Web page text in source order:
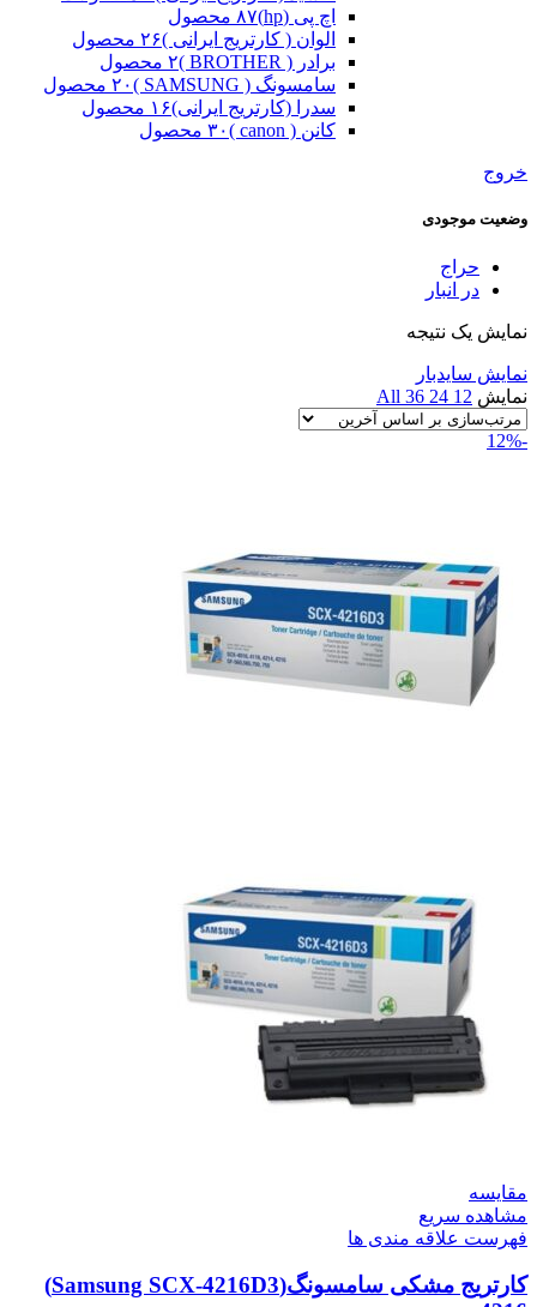
اچ پی (hp)
۸۷ محصول
الوان ( کارتریج ایرانی )۲۶ محصول
برادر ( BROTHER )
۲ محصول
سامسونگ ( SAMSUNG )
۲۰ محصول
سدرا (کارتریج ایرانی)۱۶ محصول
کانن ( canon )
۳۰ محصول
خروج
وضعیت موجودی
حراج
در انبار
نمایش یک نتیجه
نمایش سایدبار
نمایش 12
24
36
All
-12%
مقایسه
مشاهده سریع
فهرست علاقه مندی ها
کارتریج مشکی سامسونگ(Samsung SCX-4216D3)